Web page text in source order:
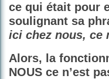
ce qui était pour
soulignant sa
ici chez nous, ce
Alors, la
NOUS ce n’est